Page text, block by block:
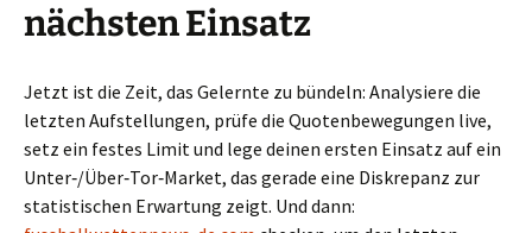
nächsten Einsatz
Jetzt ist die Zeit, das Gelernte zu bündeln: Analysiere die
letzten Aufstellungen, prüfe die Quotenbewegungen live,
setz ein festes Limit und lege deinen ersten Einsatz auf ein
Unter‑/Über‑Tor‑Market, das gerade eine Diskrepanz zur
statistischen Erwartung zeigt. Und dann: